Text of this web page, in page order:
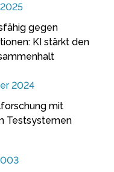
gegen
KI stärkt den
2024
mit
Testsystemen